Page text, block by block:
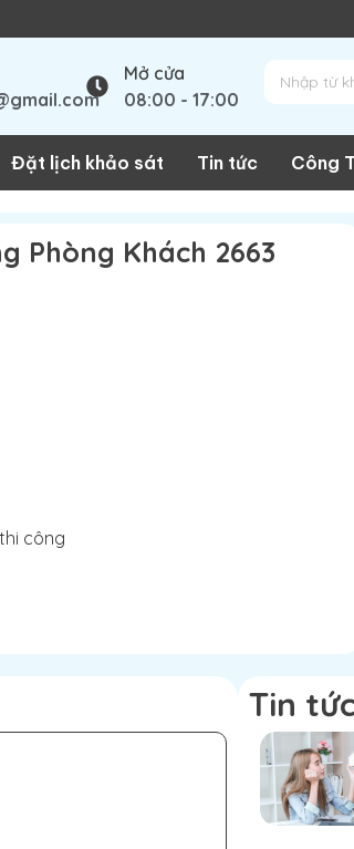
Mở cửa
08:00 - 17:00
Đặt lịch khảo sát Tin tức Công
Phòng Khách 2663
công
Tin